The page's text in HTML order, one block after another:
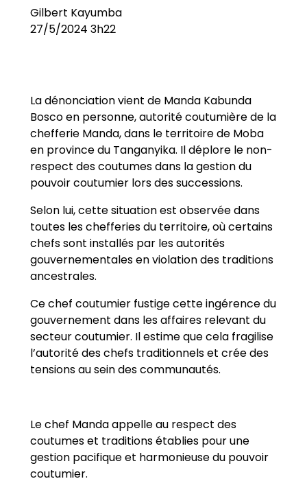
Gilbert Kayumba
27/5/2024 3h22
La dénonciation vient de Manda Kabunda
Bosco en personne, autorité coutumière de la
chefferie Manda, dans le territoire de Moba
en province du Tanganyika. Il déplore le non-
respect des coutumes dans la gestion du
pouvoir coutumier lors des successions.
Selon lui, cette situation est observée dans
toutes les chefferies du territoire, où certains
chefs sont installés par les autorités
gouvernementales en violation des traditions
ancestrales.
Ce chef coutumier fustige cette ingérence du
gouvernement dans les affaires relevant du
secteur coutumier. Il estime que cela fragilise
l’autorité des chefs traditionnels et crée des
tensions au sein des communautés.
Le chef Manda appelle au respect des
coutumes et traditions établies pour une
gestion pacifique et harmonieuse du pouvoir
coutumier.